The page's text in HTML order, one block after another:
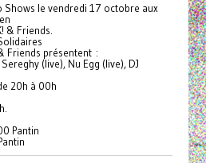
Shows le vendredi 17 octobre aux
& Friends.
Friends présentent :
(live), Nu Egg (live), DJ
20h à 00h
Pantin